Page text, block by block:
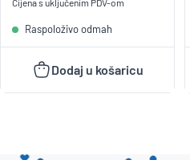
Cijena s uključenim PDV-om
Raspoloživo odmah
Dodaj u košaricu